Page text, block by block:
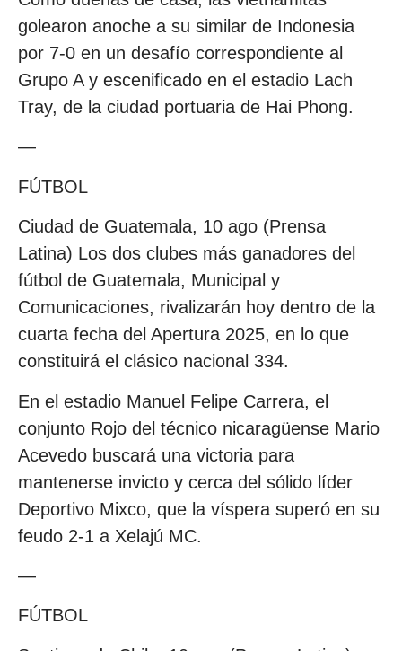
golearon anoche a su similar de Indonesia
por 7-0 en un desafío correspondiente al
Grupo A y escenificado en el estadio Lach
Tray, de la ciudad portuaria de Hai Phong.
—
FÚTBOL
Ciudad de Guatemala, 10 ago (Prensa
Latina) Los dos clubes más ganadores del
fútbol de Guatemala, Municipal y
Comunicaciones, rivalizarán hoy dentro de la
cuarta fecha del Apertura 2025, en lo que
constituirá el clásico nacional 334.
En el estadio Manuel Felipe Carrera, el
conjunto Rojo del técnico nicaragüense Mario
Acevedo buscará una victoria para
mantenerse invicto y cerca del sólido líder
Deportivo Mixco, que la víspera superó en su
feudo 2-1 a Xelajú MC.
—
FÚTBOL